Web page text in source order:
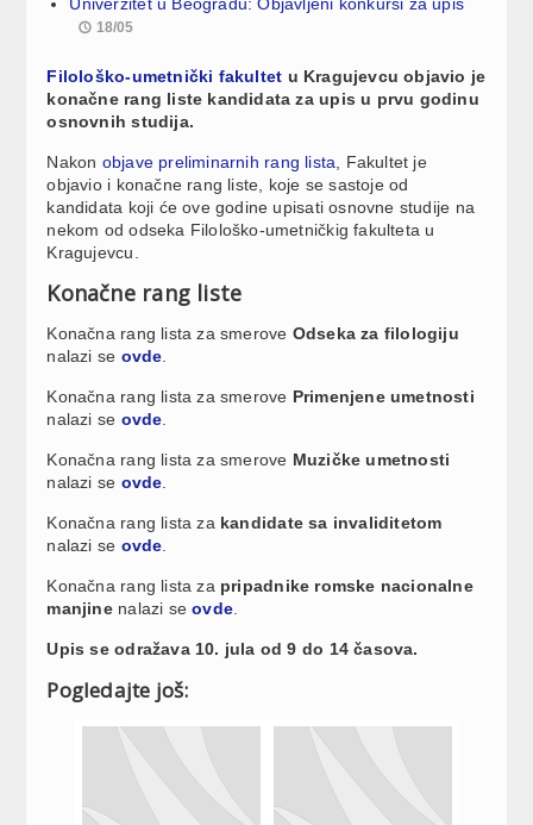
18/05
Filološko-umetnički fakultet u Kragujevcu objavio je
konačne rang liste kandidata za upis u prvu godinu
osnovnih studija.
Nakon objave preliminarnih rang lista , Fakultet je
objavio i konačne rang liste, koje se sastoje od
kandidata koji će ove godine upisati osnovne studije na
nekom od odseka Filološko-umetničkig fakulteta u
Kragujevcu.
Konačne rang liste
Konačna rang lista za smerove Odseka za filologiju
nalazi se ovde
Konačna rang lista za smerove Primenjene umetnosti
nalazi se ovde
Konačna rang lista za smerove Muzičke umetnosti
nalazi se ovde
Konačna rang lista za kandidate sa invaliditetom
nalazi se ovde
Konačna rang lista za pripadnike romske nacionalne
manjinenalazi seovde
Upis se odražava 10. jula od 9 do 14 časova.
Pogledajte još: